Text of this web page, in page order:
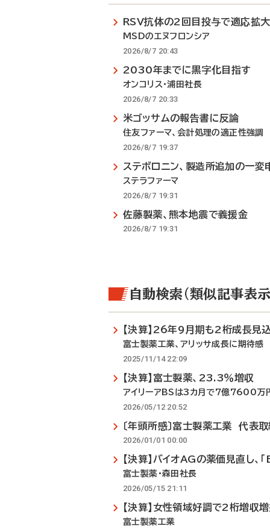
RSV抗体の2回目投与で適応拡
MSDのエヌフロンシア
2026/8/7 20:43
2030年までに黒字化目指す
オンコリス・浦田社長
2026/8/7 20:33
米ゴッサムの報告書に反論
住友ファーマ、会計処理の適正性強調
2026/8/7 19:37
ステボロニン、製造所追加の一変
ステラファーマ
2026/8/7 19:31
佐藤製薬、熊本地震で義援金
2026/8/7 19:31
自動検索（類似記事表示
【決算】26年9月期も2桁成長見
富士製薬工業、アリッサ成長に期待感
2025/11/14 22:09
【決算】富士製薬、23.3％増収
アイリーアBSは3カ月で7億7600万
2026/05/12 20:52
〔年頭所感〕富士製薬工業 代表
2026/01/01 00:00
【決算】バイオAGの薬価見直し、
富士製薬・森田社長
2026/05/15 21:11
【決算】女性領域好調で2桁増収
富士製薬工業